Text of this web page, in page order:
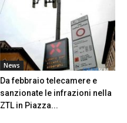
News
Da febbraio telecamere e
sanzionate le infrazioni nella
ZTL in Piazza...